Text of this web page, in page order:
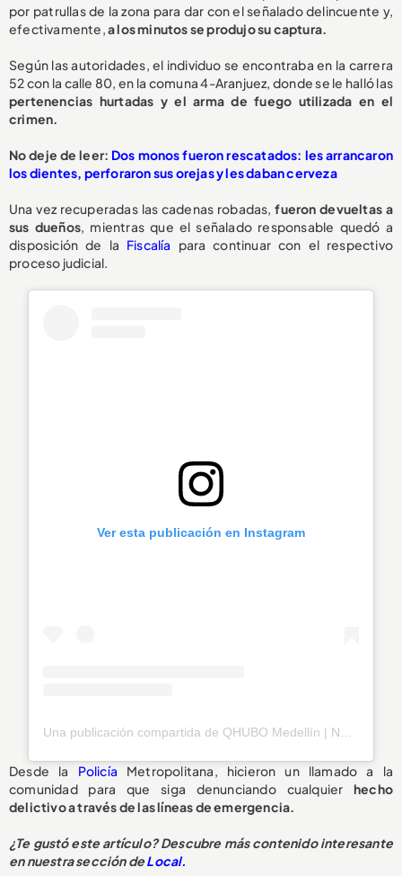
por patrullas de la zona para dar con el señalado delincuente y,
efectivamente,a los minutos se produjo su captura.
Según las autoridades, el individuo se encontraba en la carrera
52 con la calle 80, en la comuna 4-Aranjuez, donde se le halló las
pertenencias hurtadas y el arma de fuego utilizada en el
crimen.
No deje de leer: Dos monos fueron rescatados: les arrancaron
los dientes, perforaron sus orejas y les daban cerveza
Una vez recuperadas las cadenas robadas,fueron devueltas a
sus dueños, mientras que el señalado responsable quedó a
disposición de la Fiscalía para continuar con el respectivo
proceso judicial.
Ver esta publicación en Instagram
Desde la Policía Metropolitana, hicieron un llamado a la
comunidad para que siga denunciando cualquier hecho
delictivo a través de las líneas de emergencia.
¿Te gustó este artículo? Descubre más contenido interesante
en nuestra sección deLocal.